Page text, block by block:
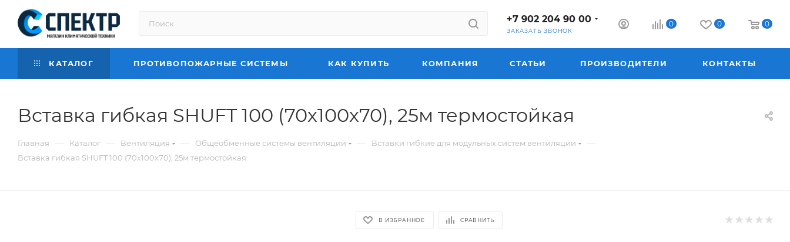
+7 902 204 90 00
ЗАКАЗАТЬ ЗВОНОК
0 0 0
КАТАЛОГ ПРОТИВОПОЖАРНЫЕ СИСТЕМЫ КАК КУПИТЬ КОМПАНИЯ СТАТЬИ ПРОИЗВОДИТЕЛИ КОНТАКТЫ
Вставка гибкая SHUFT 100 (70х100х70), 25м термостойкая
Главная — Каталог — Вентиляция — Общеобменные системы вентиляции — Вставки гибкие для модульных систем вентиляции —
Вставка гибкая SHUFT 100 (70х100х70), 25м термостойкая
В ИЗБРАННОЕ СРАВНИТЬ